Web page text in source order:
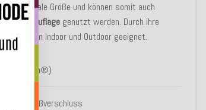
die optimale Größe und können somit auch
Stuhlauflage genutzt werden. Durch ihre
Indoor und Outdoor geeignet.
(dralon®)
durch Reißverschluss